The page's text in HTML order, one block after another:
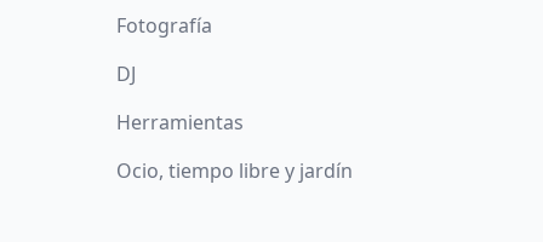
Fotografía
DJ
Herramientas
Ocio, tiempo libre y jardín